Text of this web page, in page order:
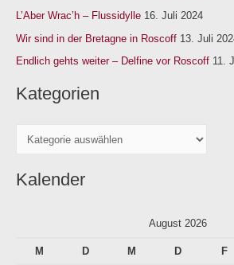
n
:
L’Aber Wrac’h – Flussidylle 16. Juli 2024
Wir sind in der Bretagne in Roscoff 13. Juli
Endlich gehts weiter – Delfine vor Roscoff 11.
Kategorien
Kalender
August 2026
M D M D F